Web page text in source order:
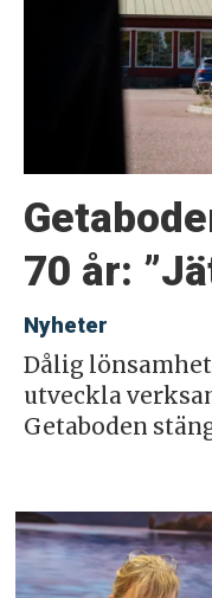
70 år:
Nyheter
Dålig
utveckla
Getaboden